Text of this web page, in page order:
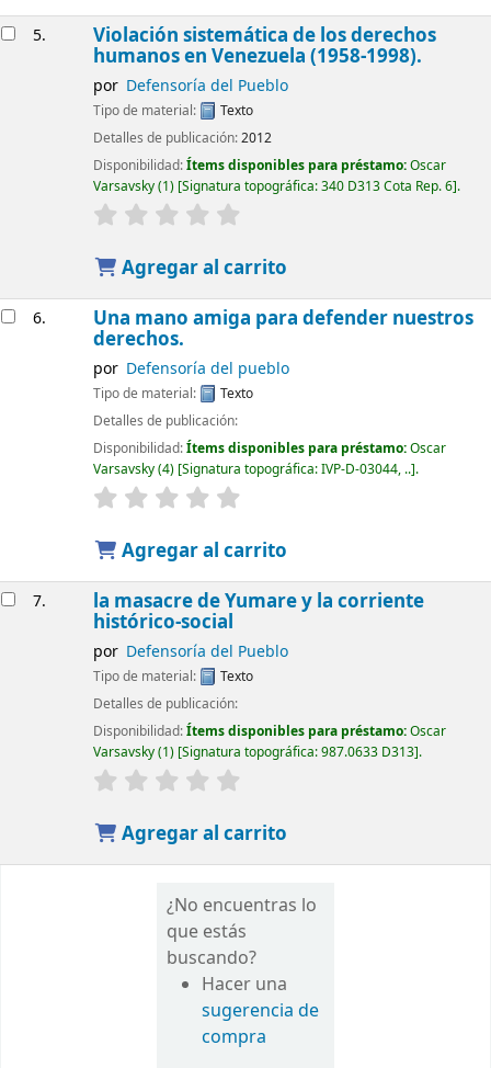
5. Violación sistemática de los derechos
humanos en Venezuela (1958-1998).
por Defensoría del Pueblo
Tipo de material:
Texto
Detalles de publicación:2012
Disponibilidad:Ítems disponibles para préstamo:Oscar
Varsavsky(1) Signatura topográfica:340 D313 Cota Rep. 6 .
Agregar al carrito
6. Una mano amiga para defender nuestros
derechos.
por Defensoría del pueblo
Tipo de material:
Texto
Detalles de publicación:
Disponibilidad:Ítems disponibles para préstamo:Oscar
Varsavsky(4) Signatura topográfica:IVP-D-03044, .. .
Agregar al carrito
7. la masacre de Yumare y la corriente
histórico-social
por Defensoría del Pueblo
Tipo de material:
Texto
Detalles de publicación:
Disponibilidad:Ítems disponibles para préstamo:Oscar
Varsavsky(1) Signatura topográfica:987.0633 D313 .
Agregar al carrito
¿No encuentras lo
que estás
buscando?
Hacer una
sugerencia de
compra